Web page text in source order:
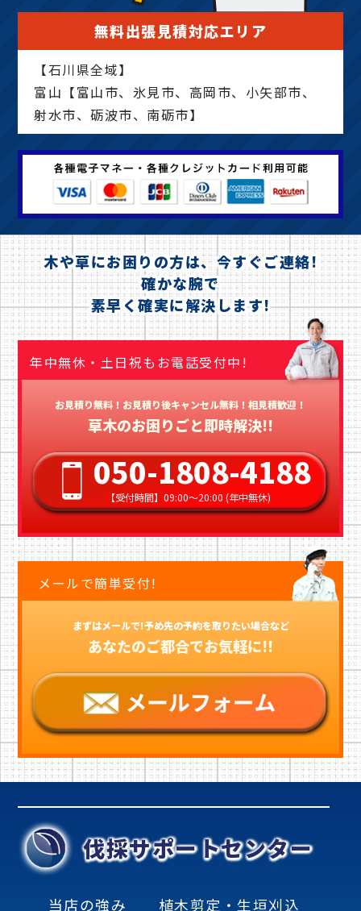
無料出張見積対応エリア
【石川県全域】
富山【富山市、氷見市、高岡市、小矢部市、
射水市、砺波市、南砺市】
木や草にお困りの方は、今すぐご連絡!
確かな腕で
素早く確実に解決します!
年中無休・土日祝もお電話受付中!
お見積り無料！お見積り後キャンセル無料！相見積歓迎！
草木のお困りごと即時解決!!
050-1808-4188
【受付時間】09:00〜20:00 (年中無休)
メールで簡単受付!
まずはメールで!予め先の予約を取りたい場合など
あなたのご都合でお気軽に!!
伐採サポートセンター
当店の強み 植木剪定・生垣刈込